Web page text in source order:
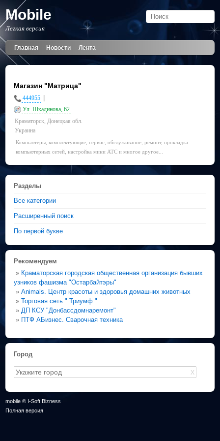
Mobile
Легкая версия
Главная Новости Лента
Магазин "Матрица"
444955
Ул. Шкадинова, 62
Краматорск, Донецкая обл.
Украина
Компьютеры, комплектующие, сервис, обслуживание, ремонт, прокладка
компьютерных сетей, настройка мини АТС и многое другое...
Разделы
Все категории
Расширенный поиск
По первой букве
Рекомендуем
» Краматорская городская общественная организация бывших
узников фашизма "Остарбайтэры"
»Animals. Центр красоты и здоровья домашних животных
»Торговая сеть " Триумф "
» ДП КСУ "Донбассдомнаремонт"
» ПТФ АБизнес. Сварочная техника
Город
X
mobile © I-Soft Bizness
Полная версия